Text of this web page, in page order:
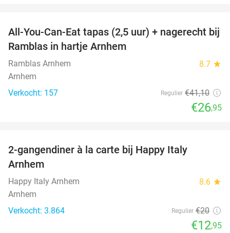
34%
All-You-Can-Eat tapas (2,5 uur) + nagerecht bij
Ramblas in hartje Arnhem
Ramblas Arnhem 8.7 star
Arnhem
Verkocht: 157
Regulier €41,10
€26,95
2-gangendiner à la carte bij Happy Italy
Arnhem
Happy Italy Arnhem 8.6 star
Arnhem
Verkocht: 3.864
Regulier €20
€12,95